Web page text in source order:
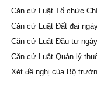
Căn cứ Luật Tổ chức
Căn cứ Luật Đất đai
Căn cứ Luật Đầu tư
Căn cứ Luật Quản lý
Xét đề nghị của Bộ